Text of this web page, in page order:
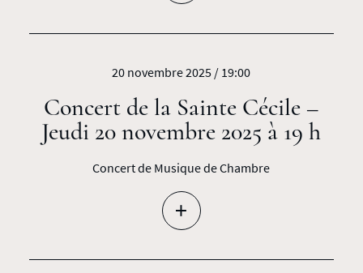
20 novembre 2025 / 19:00
Concert de la Sainte Cécile –
Jeudi 20 novembre 2025 à 19 h
Concert de Musique de Chambre
+